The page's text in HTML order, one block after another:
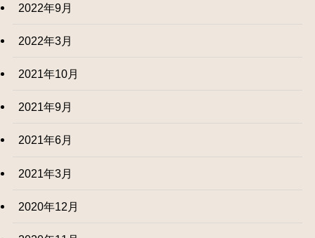
2022年9月
2022年3月
2021年10月
2021年9月
2021年6月
2021年3月
2020年12月